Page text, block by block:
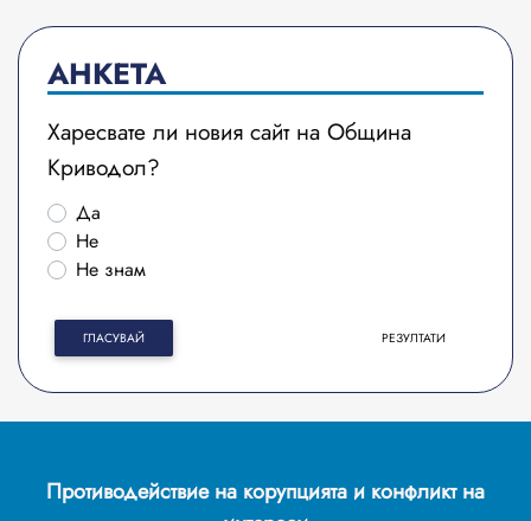
АНКЕТА
Харесвате ли новия сайт на Община
Криводол?
Да
Не
Не знам
ГЛАСУВАЙ РЕЗУЛТАТИ
Противодействие на корупцията и конфликт на